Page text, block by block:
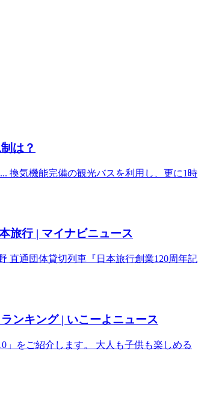
は？
換気機能完備の観光バスを利用し、更に1時
旅行 | マイナビニュース
直通団体貸切列車『日本旅行創業120周年記
ンキング | いこーよニュース
」をご紹介します。 大人も子供も楽しめる